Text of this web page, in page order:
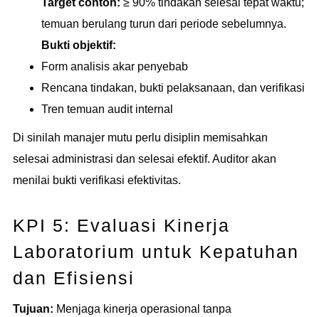
temuan berulang turun dari periode sebelumnya.
Bukti objektif:
Form analisis akar penyebab
Rencana tindakan, bukti pelaksanaan, dan verifikasi
Tren temuan audit internal
Di sinilah manajer mutu perlu disiplin memisahkan
selesai administrasi dan selesai efektif. Auditor akan
menilai bukti verifikasi efektivitas.
KPI 5: Evaluasi Kinerja
Laboratorium untuk Kepatuhan
dan Efisiensi
Tujuan: Menjaga kinerja operasional tanpa